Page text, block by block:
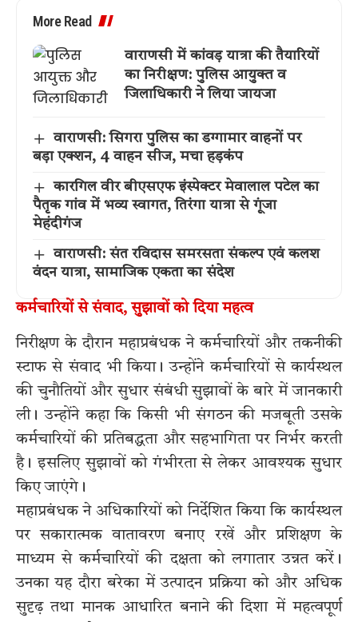
More Read
वाराणसी में कांवड़ यात्रा की तैयारियों
का निरीक्षण: पुलिस आयुक्त व
जिलाधिकारी ने लिया जायजा
वाराणसी: सिगरा पुलिस का डग्गामार वाहनों पर
बड़ा एक्शन, 4 वाहन सीज, मचा हड़कंप
कारगिल वीर बीएसएफ इंस्पेक्टर मेवालाल पटेल का
पैतृक गांव में भव्य स्वागत, तिरंगा यात्रा से गूंजा
मेहंदीगंज
वाराणसी: संत रविदास समरसता संकल्प एवं कलश
वंदन यात्रा, सामाजिक एकता का संदेश
कर्मचारियों से संवाद, सुझावों को दिया महत्व
निरीक्षण के दौरान महाप्रबंधक ने कर्मचारियों और तकनीकी
स्टाफ से संवाद भी किया। उन्होंने कर्मचारियों से कार्यस्थल
की चुनौतियों और सुधार संबंधी सुझावों के बारे में जानकारी
ली। उन्होंने कहा कि किसी भी संगठन की मजबूती उसके
कर्मचारियों की प्रतिबद्धता और सहभागिता पर निर्भर करती
है। इसलिए सुझावों को गंभीरता से लेकर आवश्यक सुधार
किए जाएंगे।
महाप्रबंधक ने अधिकारियों को निर्देशित किया कि कार्यस्थल
पर सकारात्मक वातावरण बनाए रखें और प्रशिक्षण के
माध्यम से कर्मचारियों की दक्षता को लगातार उन्नत करें।
उनका यह दौरा बरेका में उत्पादन प्रक्रिया को और अधिक
सुदृढ़ तथा मानक आधारित बनाने की दिशा में महत्वपूर्ण